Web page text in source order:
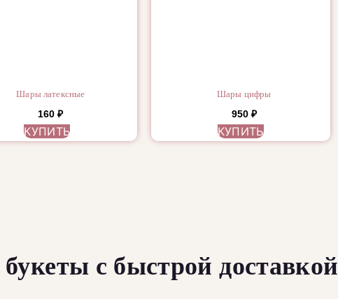
Шары латексные
160₽
КУПИТЬ
Шары цифры
950 ₽
КУПИТЬ
с быстрой доставкой